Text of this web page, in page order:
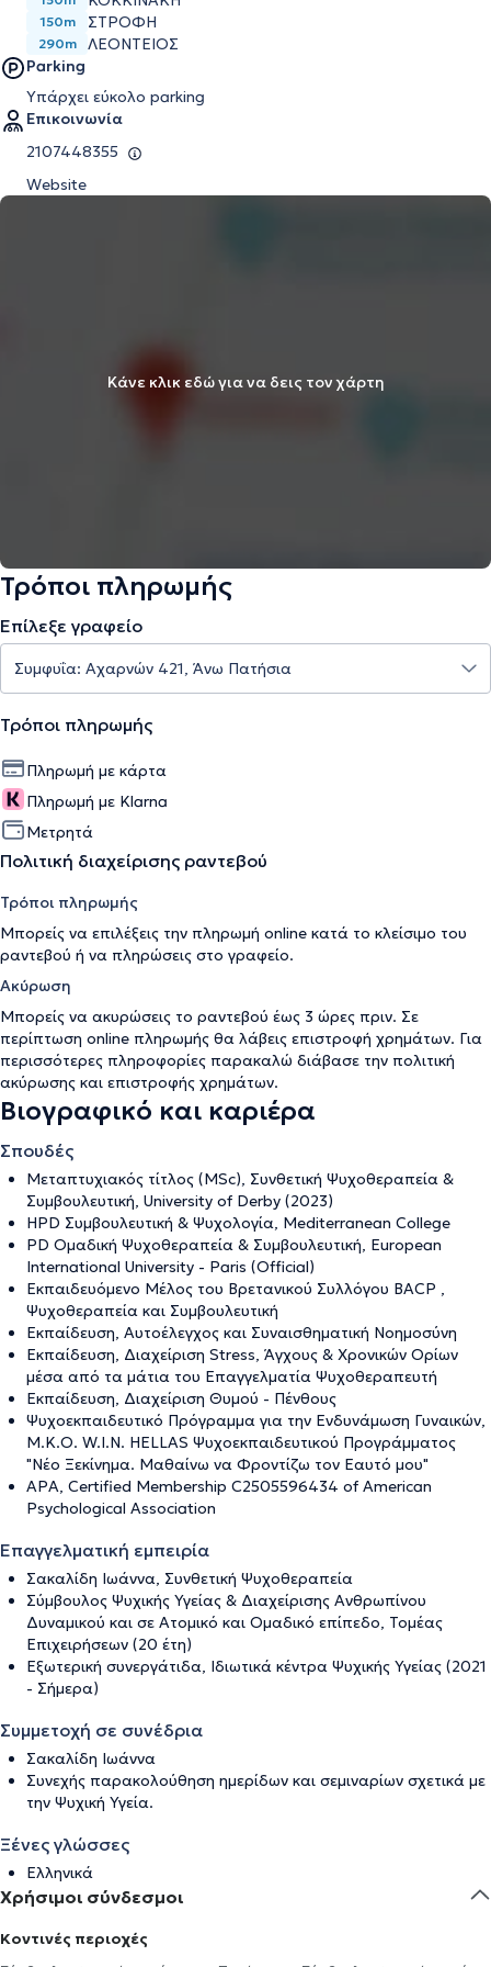
150m ΣΤΡΟΦΗ
290m
ΛΕΟΝΤΕΙΟΣ
Parking
Υπάρχει εύκολο parking
Επικοινωνία
2107448355
Website
Κάνε κλικ εδώ για να δεις τον χάρτη
Τρόποι πληρωμής
Επίλεξε γραφείο
Τρόποι πληρωμής
Πληρωμή με κάρτα
Πληρωμή με Klarna
Μετρητά
Πολιτική διαχείρισης ραντεβού
Τρόποι πληρωμής
Μπορείς να επιλέξεις την πληρωμή online κατά το κλείσιμο του
ραντεβού ή να πληρώσεις στο γραφείο.
Ακύρωση
Μπορείς να ακυρώσεις το ραντεβού έως 3 ώρες πριν. Σε
περίπτωση online πληρωμής θα λάβεις επιστροφή χρημάτων. Για
περισσότερες πληροφορίες παρακαλώ διάβασε την πολιτική
ακύρωσης και επιστροφής χρημάτων.
Βιογραφικό και καριέρα
Σπουδές
Μεταπτυχιακός τίτλος (MSc), Συνθετική Ψυχοθεραπεία &
Συμβουλευτική, University of Derby (2023)
HPD Συμβουλευτική & Ψυχολογία, Mediterranean College
PD Ομαδική Ψυχοθεραπεία & Συμβουλευτική, European
International University - Paris (Official)
Εκπαιδευόμενο Μέλος του Βρετανικού Συλλόγου BACP ,
Ψυχοθεραπεία και Συμβουλευτική
Εκπαίδευση, Αυτοέλεγχος και Συναισθηματική Νοημοσύνη
Εκπαίδευση, Διαχείριση Stress, Άγχους & Χρονικών Ορίων
μέσα από τα μάτια του Επαγγελματία Ψυχοθεραπευτή
Εκπαίδευση, Διαχείριση Θυμού - Πένθους
Ψυχοεκπαιδευτικό Πρόγραμμα για την Ενδυνάμωση Γυναικών,
M.K.O. W.I.N. HELLAS Ψυχοεκπαιδευτικού Προγράμματος
"Νέο Ξεκίνημα. Μαθαίνω να Φροντίζω τον Εαυτό μου"
APA, Certified Membership C2505596434 of American
Psychological Association
Επαγγελματική εμπειρία
Σακαλίδη Ιωάννα, Συνθετική Ψυχοθεραπεία
Σύμβουλος Ψυχικής Υγείας & Διαχείρισης Ανθρωπίνου
Δυναμικού και σε Ατομικό και Ομαδικό επίπεδο, Τομέας
Επιχειρήσεων (20 έτη)
Εξωτερική συνεργάτιδα, Ιδιωτικά κέντρα Ψυχικής Υγείας (2021
- Σήμερα)
Συμμετοχή σε συνέδρια
Σακαλίδη Ιωάννα
Συνεχής παρακολούθηση ημερίδων και σεμιναρίων σχετικά με
την Ψυχική Υγεία.
Ξένες γλώσσες
Ελληνικά
Χρήσιμοι σύνδεσμοι
Κοντινές περιοχές